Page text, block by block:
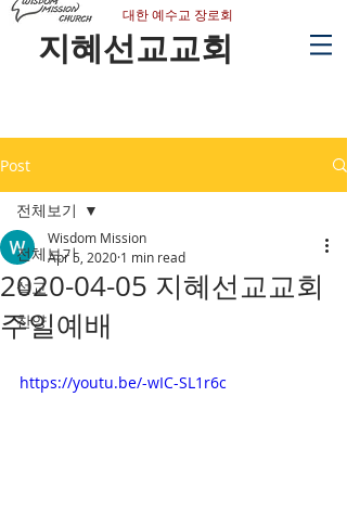
​대한 예수교 장로회
지혜선교교회
Post
전체보기
설교
찬양
전체보기
2020-04-05 지혜선교교회
주일예배
Wisdom Mission
Apr 5, 2020 1 min read
https://youtu.be/-wIC-SL1r6c